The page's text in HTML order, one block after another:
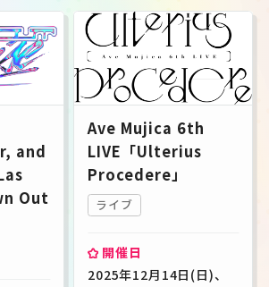
and
Out
Ave Mujica 6th
LIVE「Ulterius
Procedere」
ライブ
開催日
2025年12月14日(日)、